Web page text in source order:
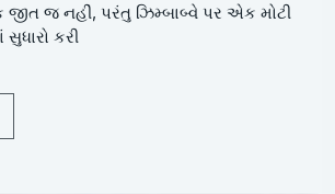
જ નહીં, પરંતુ ઝિમ્બાબ્વે પર એક મોટી
કરી